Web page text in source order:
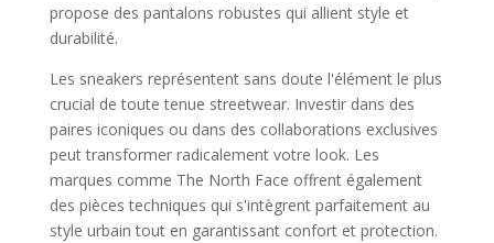
propose des pantalons robustes qui allient style et
durabilité.
Les sneakers représentent sans doute l'élément le plus
crucial de toute tenue streetwear. Investir dans des
paires iconiques ou dans des collaborations exclusives
peut transformer radicalement votre look. Les
marques comme The North Face offrent également
des pièces techniques qui s'intègrent parfaitement au
style urbain tout en garantissant confort et protection.